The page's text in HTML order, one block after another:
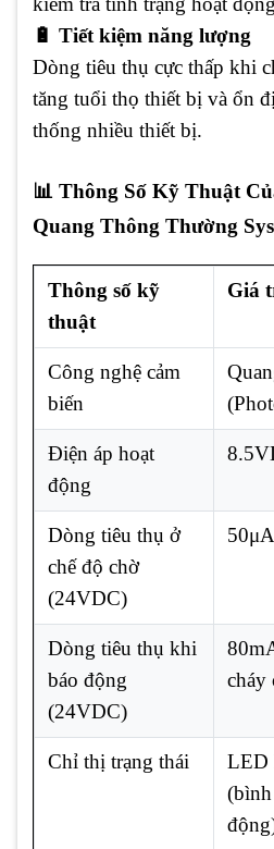
🔋 Tiết kiệm năng lượng
Dòng tiêu thụ cực thấp khi
tăng tuổi thọ thiết bị và ổn
thống nhiều thiết bị.
📊 Thông Số Kỹ Thuật
Quang Thông Thường
Thông số kỹ
thuật
Giá
Công nghệ cảm
biến
Điện áp hoạt
động
Dòng tiêu thụ ở
chế độ chờ
(24VDC)
Dòng tiêu thụ khi
báo động
(24VDC)
cháy
Chỉ thị trạng thái
LED